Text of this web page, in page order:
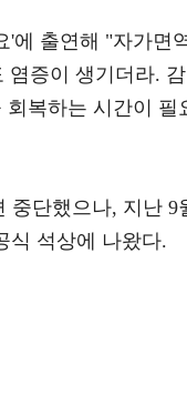
'에 출연해 "자가면
염증이 생기더라. 감
복하는 시간이 필
중단했으나, 지난 9
식 석상에 나왔다.